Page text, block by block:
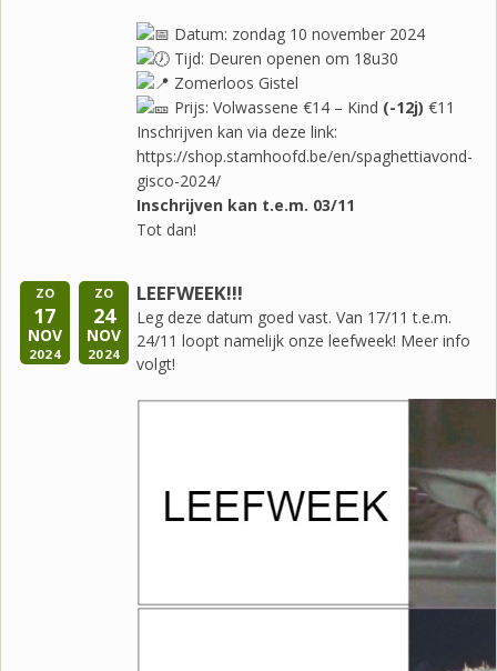
Datum: zondag 10 november 2024
Tijd: Deuren openen om 18u30
Zomerloos Gistel
Prijs: Volwassene €14 – Kind (-12j) €11
Inschrijven kan via deze link:
https://shop.stamhoofd.be/en/spaghettiavond-
gisco-2024/
Inschrijven kan t.e.m. 03/11
Tot dan!
ZO
17
NOV
2024
ZO
24
NOV
2024
LEEFWEEK!!!
Leg deze datum goed vast. Van 17/11 t.e.m.
24/11 loopt namelijk onze leefweek! Meer info
volgt!